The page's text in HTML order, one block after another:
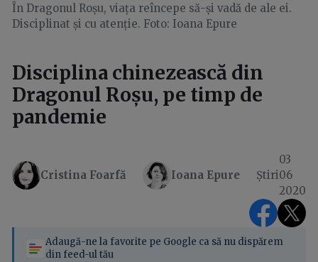
În Dragonul Roșu, viața reîncepe să-și vadă de ale ei.
Disciplinat și cu atenție. Foto: Ioana Epure
Disciplina chinezească din
Dragonul Roșu, pe timp de
pandemie
Cristina Foarfă Ioana Epure Știri
03
06
2020
Adaugă-ne la favorite pe Google ca să nu dispărem
din feed-ul tău